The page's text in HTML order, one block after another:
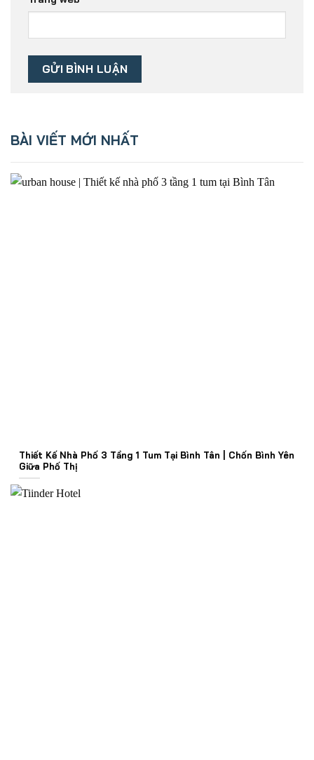
BÀI VIẾT MỚI NHẤT
Thiết Kế Nhà Phố 3 Tầng 1 Tum Tại Bình Tân | Chốn Bình Yên
Giữa Phố Thị